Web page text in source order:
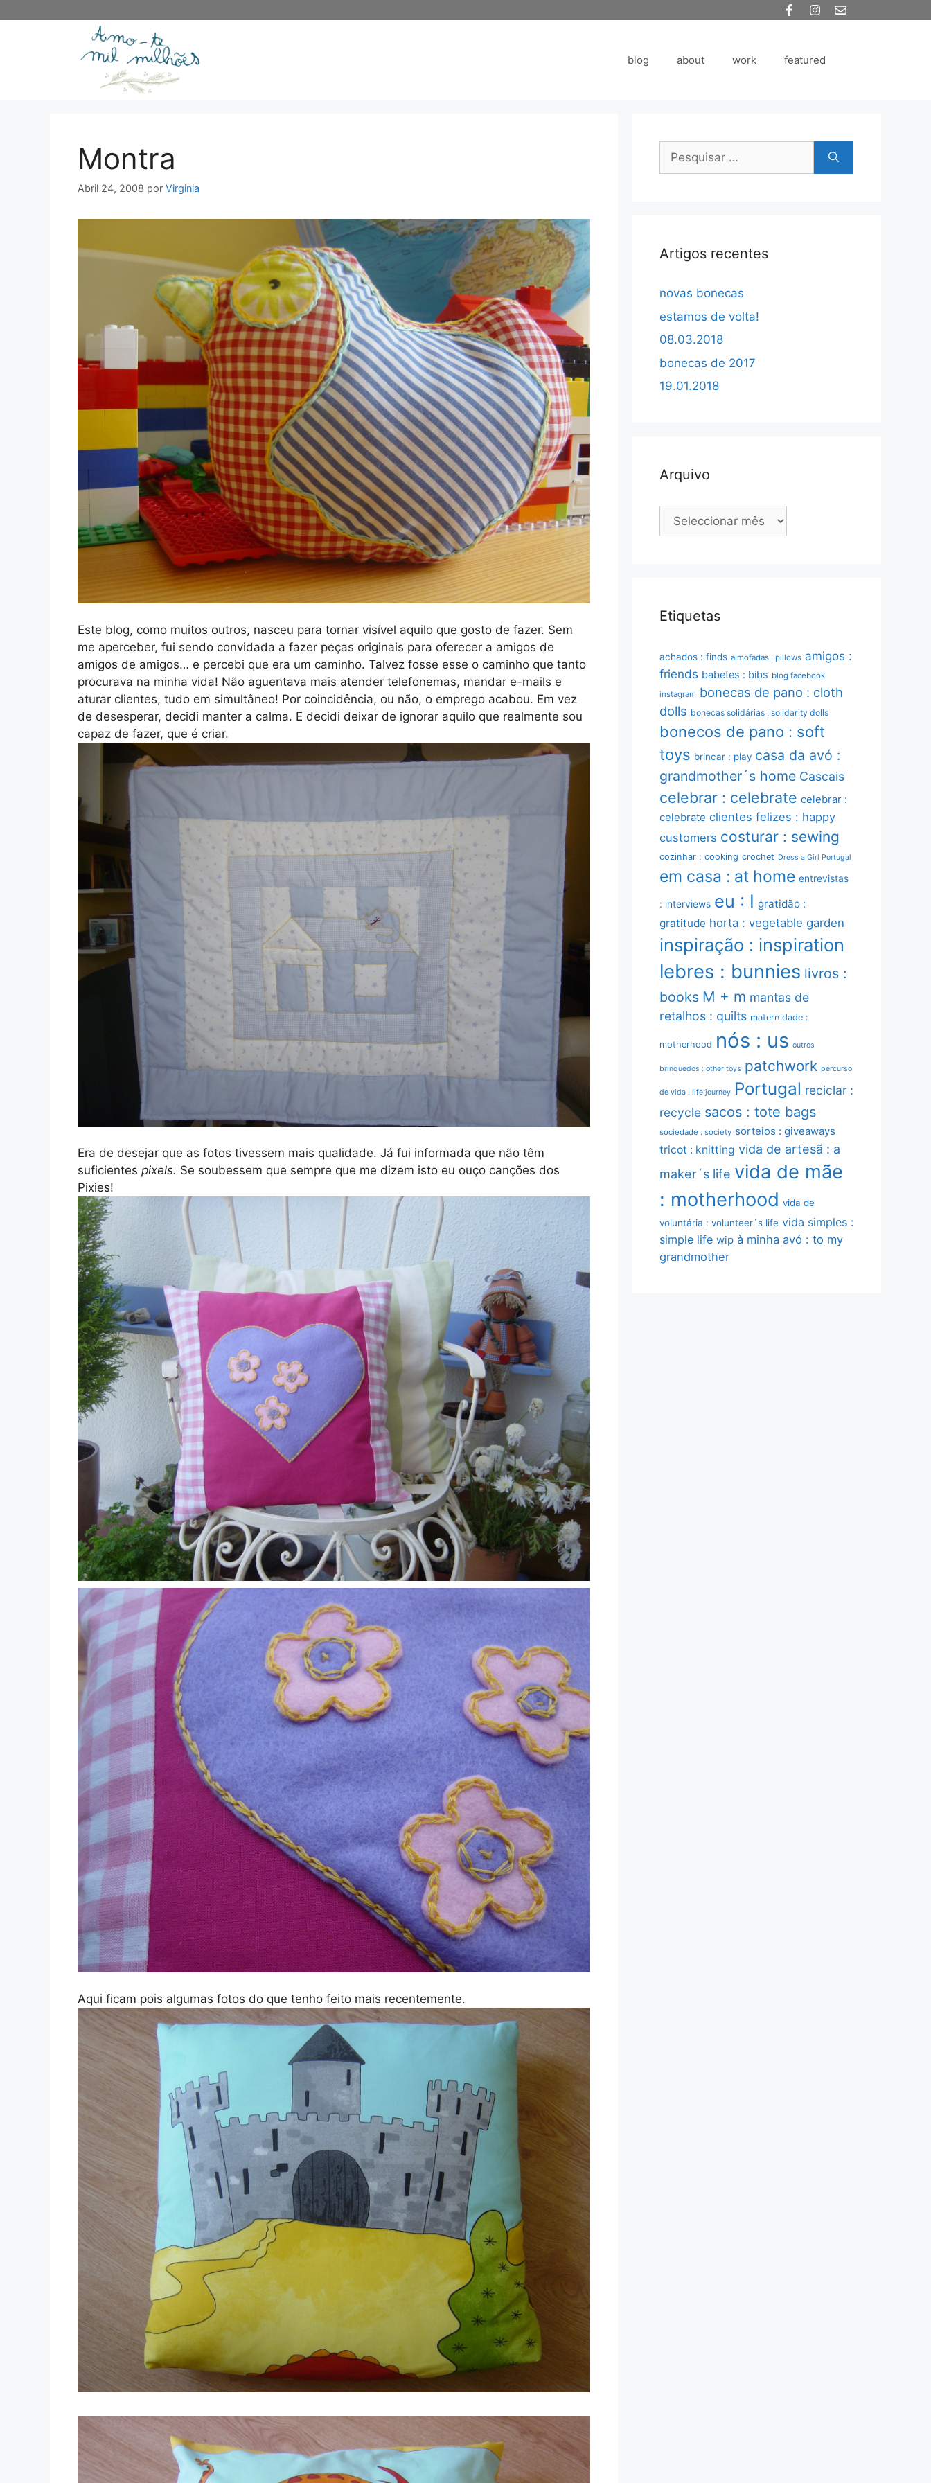
blog about work featured
Montra
Abril 24, 2008 por Virginia
Este blog, como muitos outros, nasceu para tornar visível aquilo que gosto de fazer. Sem
me aperceber, fui sendo convidada a fazer peças originais para oferecer a amigos de
amigos de amigos… e percebi que era um caminho. Talvez fosse esse o caminho que tanto
procurava na minha vida! Não aguentava mais atender telefonemas, mandar e-mails e
aturar clientes, tudo em simultâneo! Por coincidência, ou não, o emprego acabou. Em vez
de desesperar, decidi manter a calma. E decidi deixar de ignorar aquilo que realmente sou
capaz de fazer, que é criar.
Era de desejar que as fotos tivessem mais qualidade. Já fui informada que não têm
suficientes pixels. Se soubessem que sempre que me dizem isto eu ouço canções dos
Pixies!
Aqui ficam pois algumas fotos do que tenho feito mais recentemente.
Pesquisar
Artigos recentes
novas bonecas
estamos de volta!
08.03.2018
bonecas de 2017
19.01.2018
Arquivo
Arquivo
Etiquetas
achados : finds almofadas : pillows amigos :
friends babetes : bibs blog facebook
instagram bonecas de pano : cloth
dolls bonecas solidárias : solidarity dolls
bonecos de pano : soft
toys brincar : play casa da avó :
grandmother´s home Cascais
celebrar : celebrate celebrar :
celebrate clientes felizes : happy
customers costurar : sewing
cozinhar : cooking crochet Dress a Girl Portugal
em casa : at home entrevistas
: interviews eu : I gratidão :
gratitude horta : vegetable garden
inspiração : inspiration
lebres : bunnies livros :
books M + m mantas de
retalhos : quilts maternidade :
motherhood nós : us outros
brinquedos : other toys patchwork percurso
de vida : life journey Portugal reciclar :
recycle sacos : tote bags
sociedade : society sorteios : giveaways
tricot : knitting vida de artesã : a
maker´s life vida de mãe
: motherhood vida de
voluntária : volunteer´s life vida simples :
simple life wip à minha avó : to my
grandmother